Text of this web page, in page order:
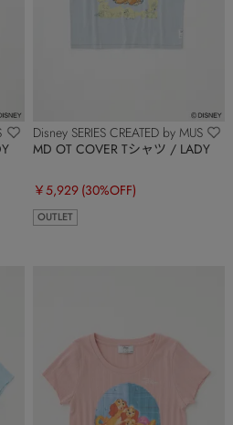
Disney SERIES CREATED by MUS
MD OT COVER Tシャツ / LADY
￥5,929 (30%OFF)
OUTLET